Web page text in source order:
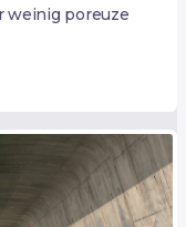
weinig poreuze